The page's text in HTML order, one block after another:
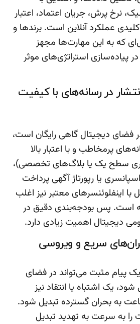
نرخ پرش، جریان اعتماد، اعتبار
عملکرد آنلاین است. برندها و
که به این مهارت‌ها مجهز
پیاده‌سازی استراتژی‌های موثر
در رسانه‌های با کیفیت
فضای دیجیتال گاهی رایگان است،
پرمخاطب و با اعتبار بالا
سطح یک یا بلاگ‌های تخصصی)،
یا رپورتاژ آگهی پرداخت
اینفلوئنسرهای معتبر نیز اغلب
است. پس بودجه‌بندی دقیق در
دیجیتال اهمیت زیادی دارد.
پیام مثبت می‌تواند در فضای
یک اشتباه یا انتقاد نیز
به بحران گسترده تبدیل شود.
به سرعت به تهدید تبدیل